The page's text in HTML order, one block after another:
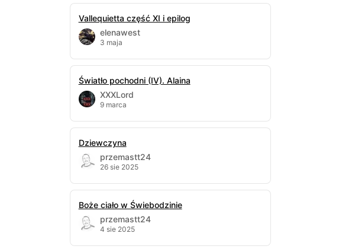
Vallequietta część XI i epilog
elenawest
3 maja
Światło pochodni (IV). Alaina
XXXLord
9 marca
Dziewczyna
przemastt24
26 sie 2025
Boże ciało w Świebodzinie
przemastt24
4 sie 2025